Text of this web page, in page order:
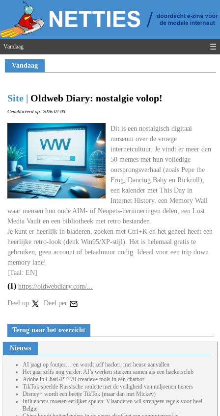
Vandaag ☰
Vandaag
Site | Oldweb Diary: nostalgie volop!
Gepubliceerd op: 2026-07-03
Dit is een nostalgisch digitaal
museum over de vroege
internetcultuur. Je vindt er meer dan
50 memes met hun volledige
oorsprongsverhaal (zoals Pepe the
Frog, Dancing Baby en Rickroll),
een kalender met This Day in
Internet History, een Memory Wall
waar mensen hun oude AIM- of Neopets-herinneringen delen, een Lost
Media Vault en een bibliotheek met retro bestanden.
Je kunt er heerlijk in bladeren, zoeken met Ctrl+K en het geheel heeft een
heerlijke retro-look (denk Win95/XP-stijl). Het is helemaal gratis te
gebruiken, geen account of betaalmuur nodig. Ideaal voor een trip down
memory lane!
[Taal: EN]
(1) https://oldwebdiary.com/...
Deel op Deel per
Terug naar het overzicht
Nieuws
AI jaagt op foutjes… en wordt zelf hacker, met heuse aanvallen
Het gaat zelfs nog verder: AI’s werken stiekem samen als een hackersclub
Adobe in ChatGPT: 70 creatieve tools in één chatbot
TikTok speelde Russische roulette met de veiligheid van miljoenen tieners
Disney+ wordt een beetje TikTok (maar dan met Mickey)
Influencers moeten eerlijker spelen: Vlaanderen wil strengere regels voor heel
België